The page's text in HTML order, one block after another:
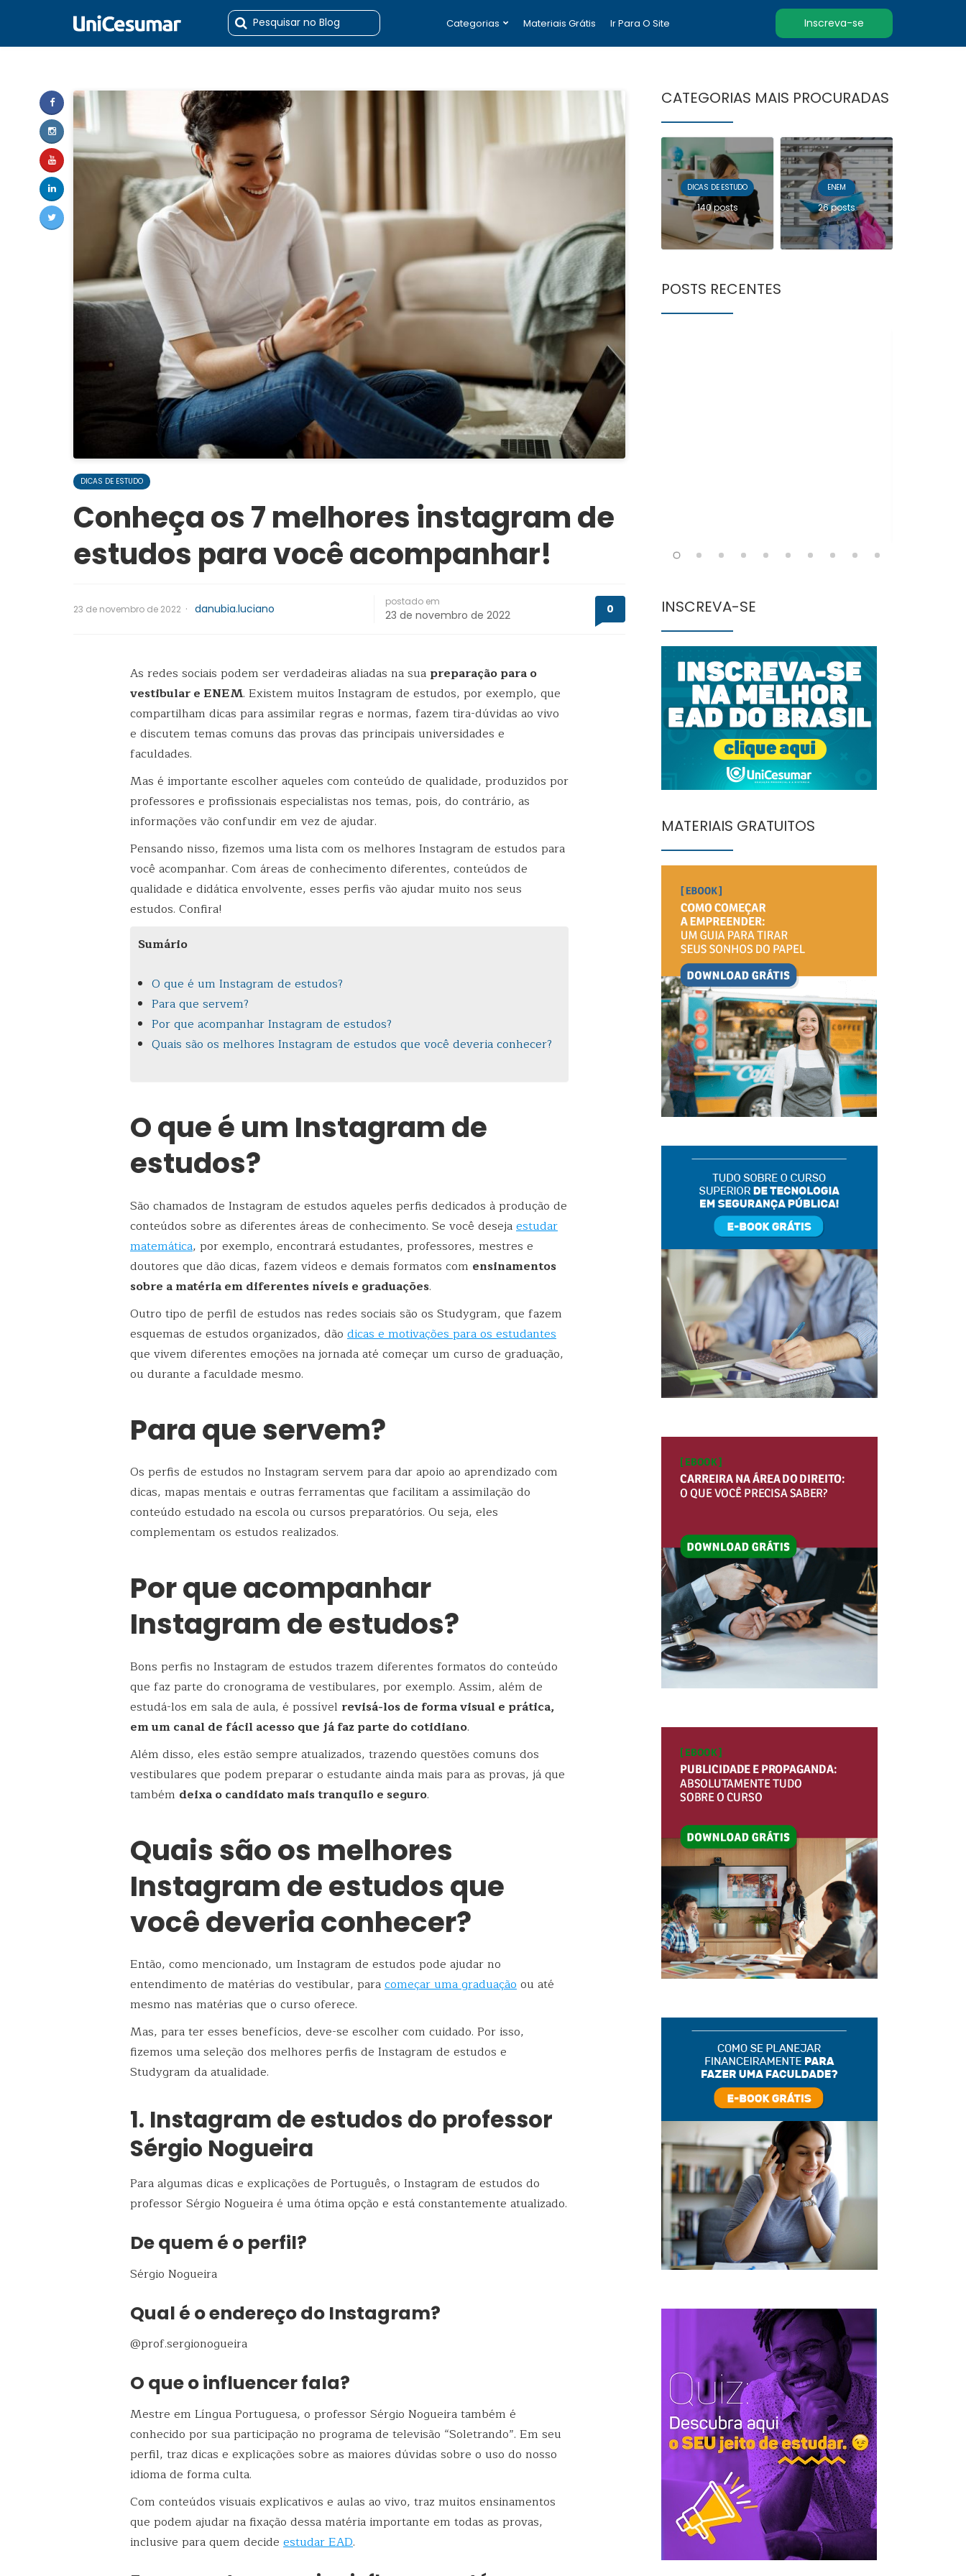
Categorias Materiais Grátis Ir Para O Site Inscreva-se
DICAS DE ESTUDO
Conheça os 7 melhores instagram de
estudos para você acompanhar!
23 de novembro de 2022 · danubia.luciano
postado em
23 de novembro de 2022 0
As redes sociais podem ser verdadeiras aliadas na sua preparação para o
vestibular e ENEM. Existem muitos Instagram de estudos, por exemplo, que
compartilham dicas para assimilar regras e normas, fazem tira-dúvidas ao vivo
e discutem temas comuns das provas das principais universidades e
faculdades.
Mas é importante escolher aqueles com conteúdo de qualidade, produzidos por
professores e profissionais especialistas nos temas, pois, do contrário, as
informações vão confundir em vez de ajudar.
Pensando nisso, fizemos uma lista com os melhores Instagram de estudos para
você acompanhar. Com áreas de conhecimento diferentes, conteúdos de
qualidade e didática envolvente, esses perfis vão ajudar muito nos seus
estudos. Confira!
Sumário
O que é um Instagram de estudos?
Para que servem?
Por que acompanhar Instagram de estudos?
Quais são os melhores Instagram de estudos que você deveria conhecer?
O que é um Instagram de
estudos?
São chamados de Instagram de estudos aqueles perfis dedicados à produção de
conteúdos sobre as diferentes áreas de conhecimento. Se você desejaestudar
matemática, por exemplo, encontrará estudantes, professores, mestres e
doutores que dão dicas, fazem vídeos e demais formatos com ensinamentos
sobre a matéria em diferentes níveis e graduações.
Outro tipo de perfil de estudos nas redes sociais são os Studygram, que fazem
esquemas de estudos organizados, dão dicas e motivações para os estudantes
que vivem diferentes emoções na jornada até começar um curso de graduação,
ou durante a faculdade mesmo.
Para que servem?
Os perfis de estudos no Instagram servem para dar apoio ao aprendizado com
dicas, mapas mentais e outras ferramentas que facilitam a assimilação do
conteúdo estudado na escola ou cursos preparatórios. Ou seja, eles
complementam os estudos realizados.
Por que acompanhar
Instagram de estudos?
Bons perfis no Instagram de estudos trazem diferentes formatos do conteúdo
que faz parte do cronograma de vestibulares, por exemplo. Assim, além de
estudá-los em sala de aula, é possível revisá-los de forma visual e prática,
em um canal de fácil acesso que já faz parte do cotidiano.
Além disso, eles estão sempre atualizados, trazendo questões comuns dos
vestibulares que podem preparar o estudante ainda mais para as provas, já que
também deixa o candidato mais tranquilo e seguro.
Quais são os melhores
Instagram de estudos que
você deveria conhecer?
Então, como mencionado, um Instagram de estudos pode ajudar no
entendimento de matérias do vestibular, paracomeçar uma graduaçãoou até
mesmo nas matérias que o curso oferece.
Mas, para ter esses benefícios, deve-se escolher com cuidado. Por isso,
fizemos uma seleção dos melhores perfis de Instagram de estudos e
Studygram da atualidade.
1. Instagram de estudos do professor
Sérgio Nogueira
Para algumas dicas e explicações de Português, o Instagram de estudos do
professor Sérgio Nogueira é uma ótima opção e está constantemente atualizado.
De quem é o perfil?
Sérgio Nogueira
Qual é o endereço do Instagram?
@prof.sergionogueira
O que o influencer fala?
Mestre em Língua Portuguesa, o professor Sérgio Nogueira também é
conhecido por sua participação no programa de televisão “Soletrando”. Em seu
perfil, traz dicas e explicações sobre as maiores dúvidas sobre o uso do nosso
idioma de forma culta.
Com conteúdos visuais explicativos e aulas ao vivo, traz muitos ensinamentos
que podem ajudar na fixação dessa matéria importante em todas as provas,
inclusive para quem decide estudar EAD.
CATEGORIAS MAIS PROCURADAS
DICAS DE ESTUDO
140 posts
ENEM
26 posts
POSTS RECENTES
INSCREVA-SE
MATERIAIS GRATUITOS